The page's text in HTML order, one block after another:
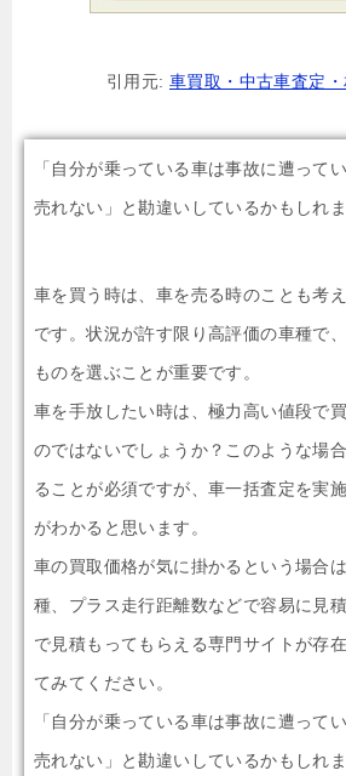
引用元: 車買取・中古車査定
「自分が乗っている車は事故に遭って
売れない」と勘違いしているかもしれ
車を買う時は、車を売る時のことも考
です。状況が許す限り高評価の車種で
ものを選ぶことが重要です。
車を手放したい時は、極力高い値段で
のではないでしょうか？このような場
ることが必須ですが、車一括査定を実
がわかると思います。
車の買取価格が気に掛かるという場合
種、プラス走行距離数などで容易に見
で見積もってもらえる専門サイトが存
てみてください。
「自分が乗っている車は事故に遭って
売れない」と勘違いしているかもしれ